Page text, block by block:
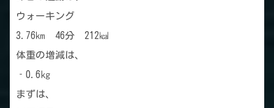
ウォーキング
3.76㎞ 46分 212㎉
体重の増減は、
‐0.6㎏
まずは、